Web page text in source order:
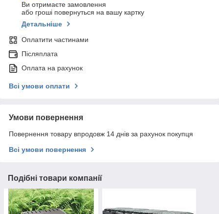
Ви отримаєте замовлення
або гроші повернуться на вашу картку
Детальніше
Оплатити частинами
Післяплата
Оплата на рахунок
Всі умови оплати
Умови повернення
Повернення товару впродовж 14 днів за рахунок покупця
Всі умови повернення
Подібні товари компанії